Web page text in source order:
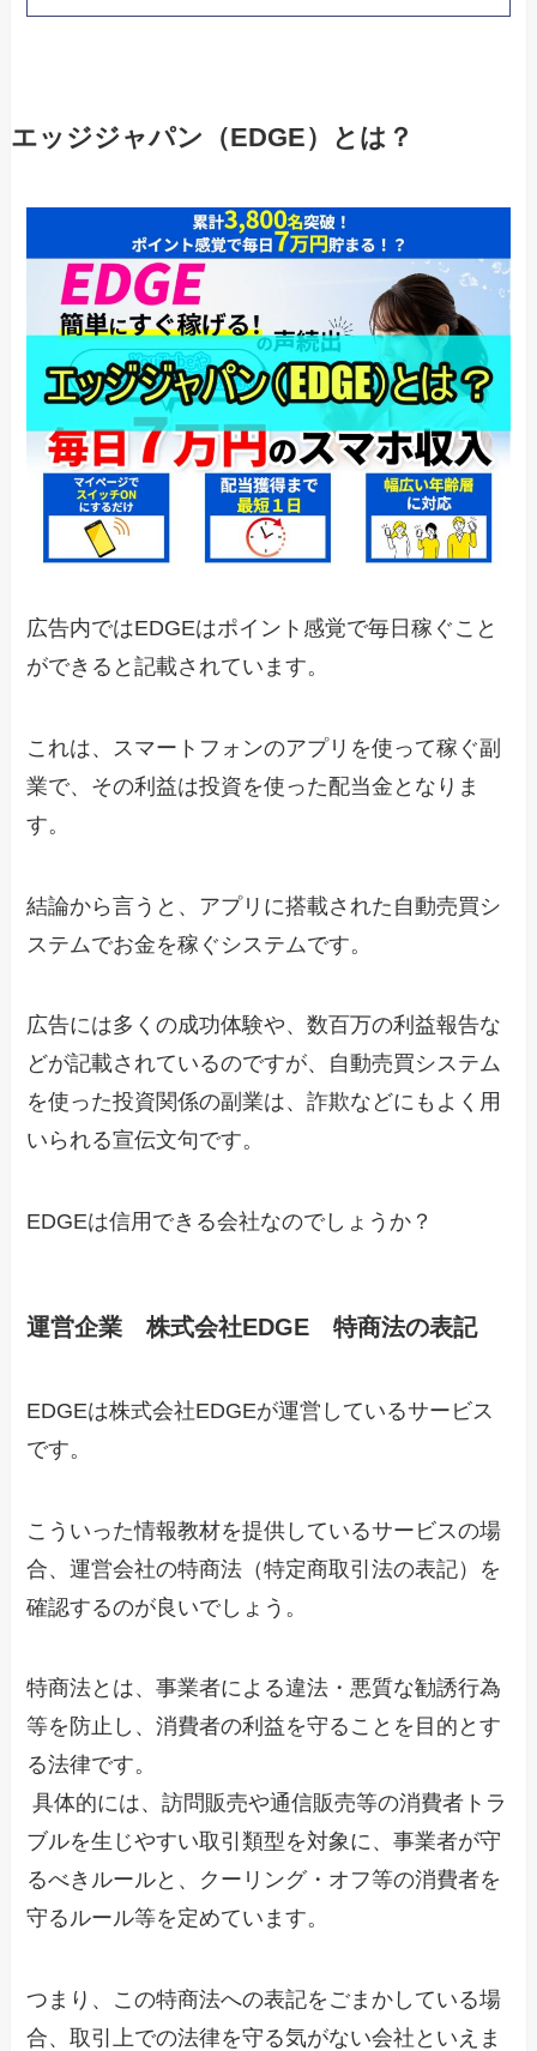
エッジジャパン（EDGE）とは？
広告内ではEDGEはポイント感覚で毎日稼ぐこと
ができると記載されています。
これは、スマートフォンのアプリを使って稼ぐ副
業で、その利益は投資を使った配当金となりま
す。
結論から言うと、アプリに搭載された自動売買シ
ステムでお金を稼ぐシステムです。
広告には多くの成功体験や、数百万の利益報告な
どが記載されているのですが、自動売買システム
を使った投資関係の副業は、詐欺などにもよく用
いられる宣伝文句です。
EDGEは信用できる会社なのでしょうか？
運営企業 株式会社EDGE 特商法の表記
EDGEは株式会社EDGEが運営しているサービス
です。
こういった情報教材を提供しているサービスの場
合、運営会社の特商法（特定商取引法の表記）を
確認するのが良いでしょう。
特商法とは、事業者による違法・悪質な勧誘行為
等を防止し、消費者の利益を守ることを目的とす
る法律です。
具体的には、訪問販売や通信販売等の消費者トラ
ブルを生じやすい取引類型を対象に、事業者が守
るべきルールと、クーリング・オフ等の消費者を
守るルール等を定めています。
つまり、この特商法への表記をごまかしている場
合、取引上での法律を守る気がない会社といえま